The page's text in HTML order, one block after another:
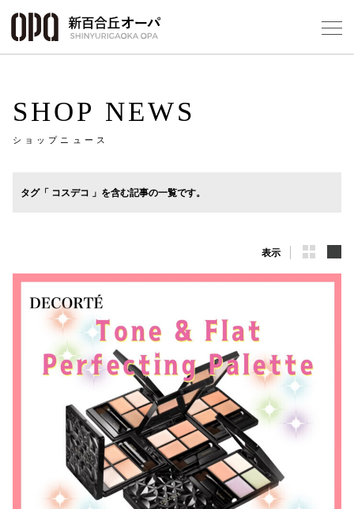
SHOP NEWS
ショップニュース
タグ「 コスデコ 」を含む記事の一覧です。
表示 レスト
スタッ
公式SNS